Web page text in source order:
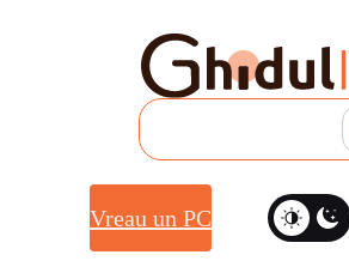
Vreau un PC